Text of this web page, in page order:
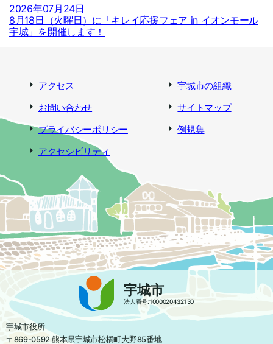
2026年07月24日
8月18日（火曜日）に「キレイ応援フェア in イオンモール
宇城」を開催します！
アクセス
宇城市の組織
お問い合わせ
サイトマップ
プライバシーポリシー
例規集
アクセシビリティ
宇城市
法人番号:1000020432130
宇城市役所
〒869-0592 熊本県宇城市松橋町大野85番地